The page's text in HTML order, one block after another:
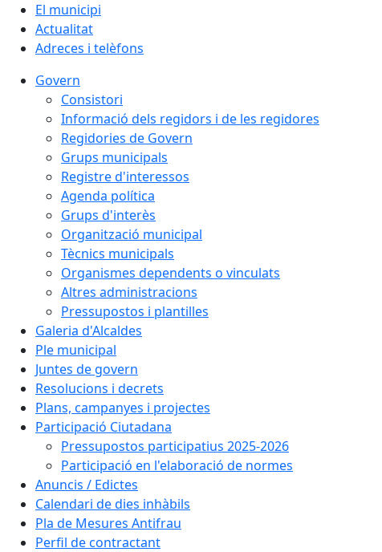
El municipi
Actualitat
Adreces i telèfons
Govern
Consistori
Informació dels regidors i de les regidores
Regidories de Govern
Grups municipals
Registre d'interessos
Agenda política
Grups d'interès
Organització municipal
Tècnics municipals
Organismes dependents o vinculats
Altres administracions
Pressupostos i plantilles
Galeria d'Alcaldes
Ple municipal
Juntes de govern
Resolucions i decrets
Plans, campanyes i projectes
Participació Ciutadana
Pressupostos participatius 2025-2026
Participació en l'elaboració de normes
Anuncis / Edictes
Calendari de dies inhàbils
Pla de Mesures Antifrau
Perfil de contractant